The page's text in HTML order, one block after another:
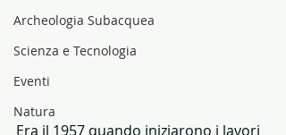
Archeologia Subacquea
Scienza e Tecnologia
Eventi
Natura
Era il 1957 quando iniziarono i lavori